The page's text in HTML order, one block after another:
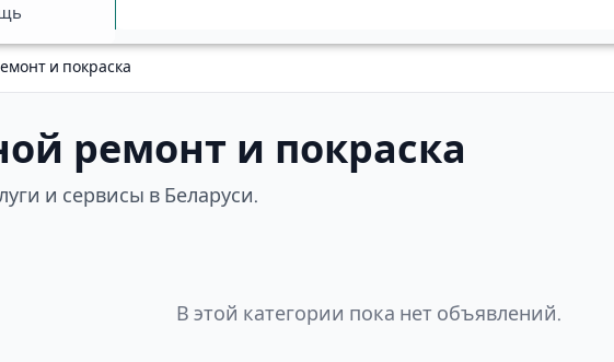
и покраска
ремонт и покраска
и сервисы в Беларуси.
В этой категории пока нет объявлений.